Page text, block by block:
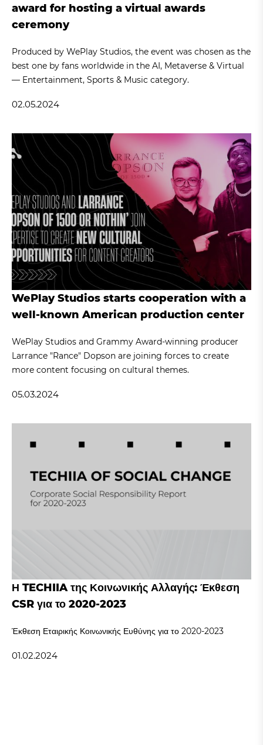
award for hosting a virtual awards
ceremony
Produced by WePlay Studios, the event was chosen as the
best one by fans worldwide in the AI, Metaverse & Virtual
— Entertainment, Sports & Music category.
02.05.2024
WePlay Studios starts cooperation with a
well-known American production center
WePlay Studios and Grammy Award-winning producer
Larrance "Rance" Dopson are joining forces to create
more content focusing on cultural themes.
05.03.2024
Η TECHIIA της Κοινωνικής Αλλαγής: Έκθεση
CSR για το 2020-2023
Έκθεση Εταιρικής Κοινωνικής Ευθύνης για το 2020-2023
01.02.2024